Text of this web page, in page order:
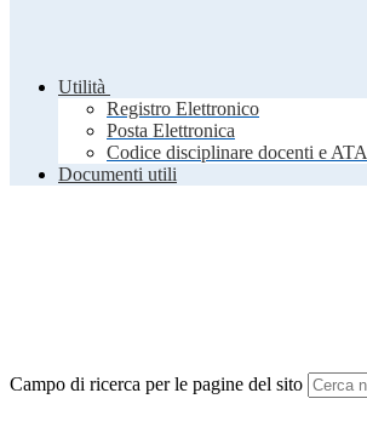
Utilità
Registro Elettronico
Posta Elettronica
Codice disciplinare docenti e ATA
Documenti utili
Campo di ricerca per le pagine del sito